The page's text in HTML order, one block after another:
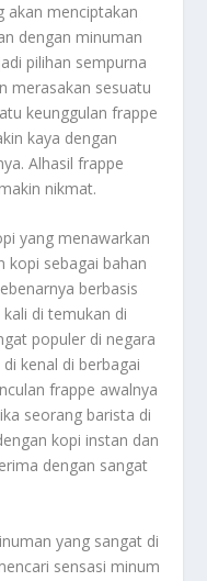
akan menciptakan
dengan minuman
pilihan sempurna
merasakan sesuatu
keunggulan frappe
kaya dengan
Alhasil frappe
nikmat.
yang menawarkan
kopi sebagai bahan
berbasis
di temukan di
populer di negara
kenal di berbagai
frappe awalnya
seorang barista di
kopi instan dan
dengan sangat
yang sangat di
sensasi minum